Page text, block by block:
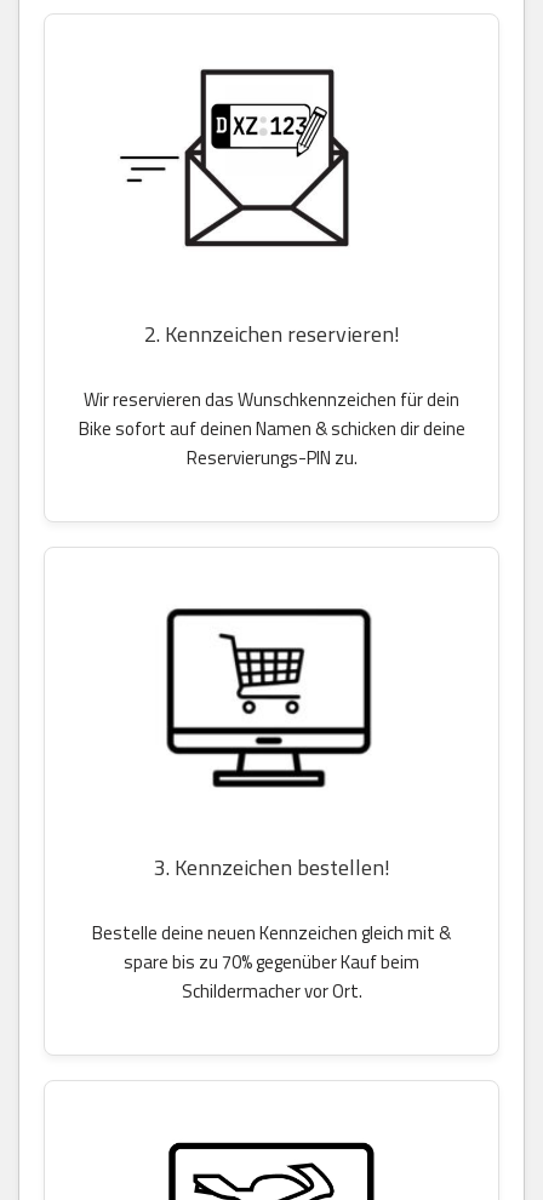
2. Kennzeichen reservieren!
Wir reservieren das Wunschkennzeichen für dein
Bike sofort auf deinen Namen & schicken dir deine
Reservierungs-PIN zu.
3. Kennzeichen bestellen!
Bestelle deine neuen Kennzeichen gleich mit &
spare bis zu 70% gegenüber Kauf beim
Schildermacher vor Ort.